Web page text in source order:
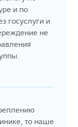
и по
госуслуги и
не
то наше